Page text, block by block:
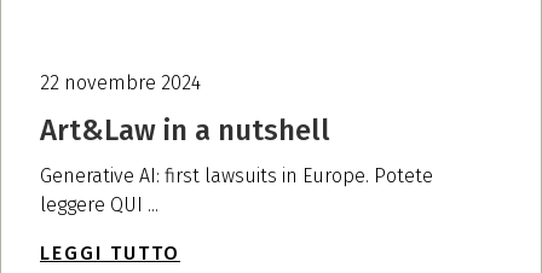
22 novembre 2024
Art&Law in a nutshell
Generative AI: first lawsuits in Europe. Potete
leggere QUI ...
LEGGI TUTTO